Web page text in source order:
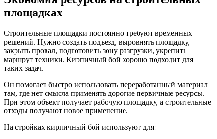
площадках
Строительные площадки постоянно требуют временных
решений. Нужно создать подъезд, выровнять площадку,
закрыть провал, подготовить зону разгрузки, укрепить
маршрут техники. Кирпичный бой хорошо подходит для
таких задач.
Он помогает быстро использовать переработанный материал
там, где нет смысла применять дорогие первичные ресурсы.
При этом объект получает рабочую площадку, а строительные
отходы получают новое применение.
На стройках кирпичный бой используют для: